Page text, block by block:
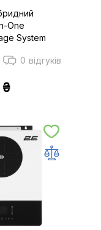
One
System
0 відгуків
₴